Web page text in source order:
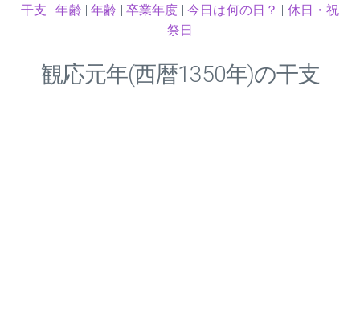
干支 |年齢 |年齢 |卒業年度 |今日は何の日？ | 休日・祝
祭日
観応元年(西暦1350年)の干支